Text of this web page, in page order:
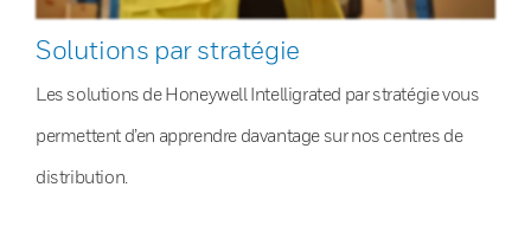
Solutions par stratégie
Les solutions de Honeywell Intelligrated par stratégie vous
permettent d’en apprendre davantage sur nos centres de
distribution.